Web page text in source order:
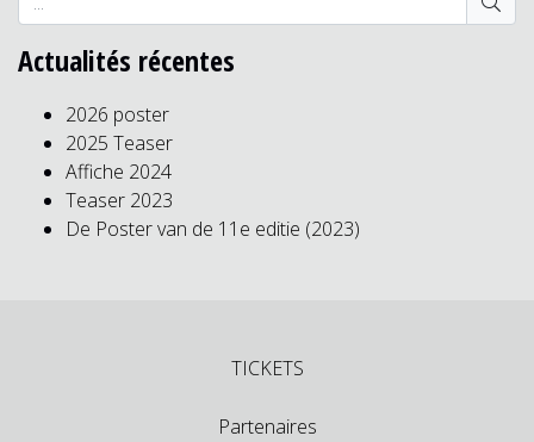
Actualités récentes
2026 poster
2025 Teaser
Affiche 2024
Teaser 2023
De Poster van de 11e editie (2023)
TICKETS
Partenaires